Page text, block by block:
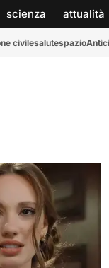
scienza attualità
civilesalutespazio